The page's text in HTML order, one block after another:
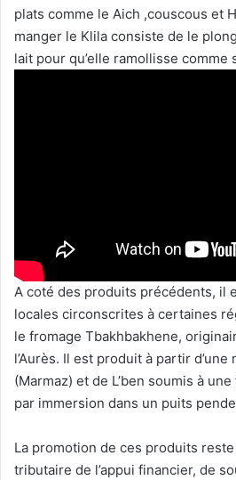
plats comme le Aich ,couscous et
manger le Klila consiste de le
lait pour qu’elle ramollisse comme
A coté des produits précédents, il
locales circonscrites à certaines
le fromage Tbakhbakhene,
l’Aurès. Il est produit à partir d’une
(Marmaz) et de L’ben soumis à
par immersion dans un puits
La promotion de ces produits
tributaire de l’appui financier, de